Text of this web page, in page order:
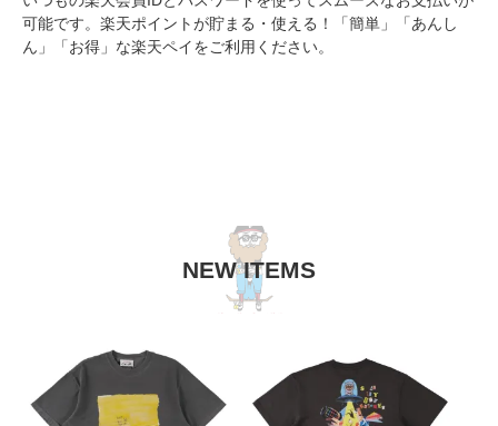
可能です。楽天ポイントが貯まる・使える！「簡単」「あんし
ん」「お得」な楽天ペイをご利用ください。
NEW ITEMS